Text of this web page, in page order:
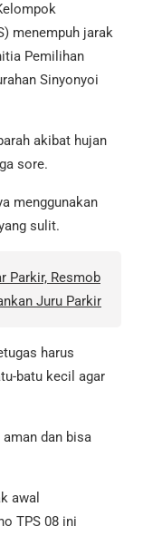
menempuh jarak
Pemilihan
Sinyonyoi
akibat hujan
sore.
menggunakan
sulit.
Parkir, Resmob
Juru Parkir
harus
batu kecil agar
dan bisa
awal
TPS 08 ini